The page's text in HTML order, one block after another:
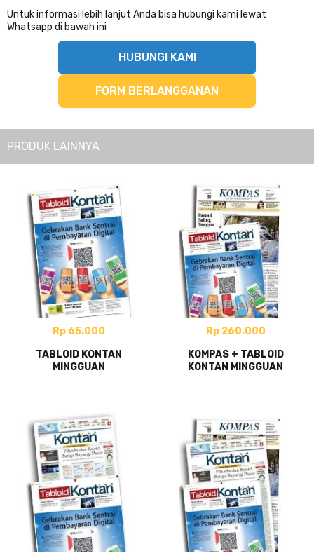
Untuk informasi lebih lanjut Anda bisa hubungi kami lewat
Whatsapp di bawah ini
HUBUNGI KAMI
FORM BERLANGGANAN
PRODUK LAINNYA
Rp 65.000
TABLOID KONTAN
MINGGUAN
Rp 260.000
KOMPAS + TABLOID
KONTAN MINGGUAN